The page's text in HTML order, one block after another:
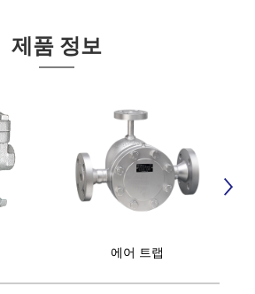
제품 정보
에어 트랩